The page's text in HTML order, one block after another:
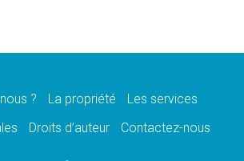
relever les «défis urgents»
Marie-Majeure, la grâce de Dieu
? La propriété
Les services
Droits d’auteur Contactez-nous